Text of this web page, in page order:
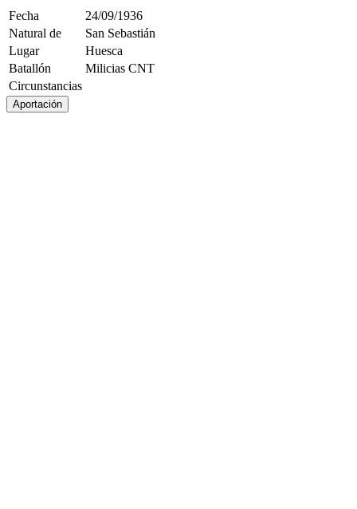
Fecha
24/09/1936
Natural de
San Sebastián
Lugar
Huesca
Batallón
Milicias CNT
Circunstancias